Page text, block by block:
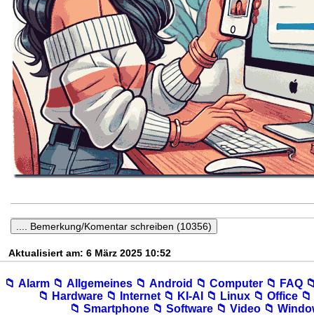
Aktualisiert am: 6 März 2025 10:52
📁︎ Alarm 📁︎ Allgemeines 📁︎ Android 📁︎ Computer 📁︎ FAQ
📁︎ Hardware 📁︎ Internet 📁︎ KI-AI 📁︎ Linux 📁︎ Office
📁︎ Smartphone 📁︎ Software 📁︎ Video 📁︎